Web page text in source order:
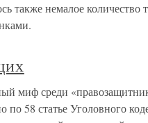
также немалое количество
миф среди
58 статье Уголовного